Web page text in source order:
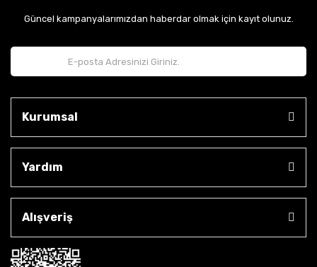
Güncel kampanyalarımızdan haberdar olmak için kayıt olunuz.
Kurumsal
Yardım
Alışveriş